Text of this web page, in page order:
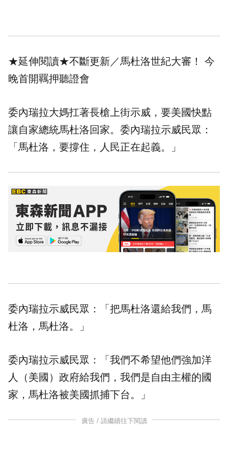
★延伸閱讀★不斷更新／馬杜洛世紀大審！ 今
晚首開羈押聽證會
委內瑞拉大媽扛著長槍上街示威，要美國快點
讓自家總統馬杜洛回家。委內瑞拉示威民眾：
「馬杜洛，要撐住，人民正在起義。」
委內瑞拉示威民眾：「把馬杜洛還給我們，馬
杜洛，馬杜洛。」
委內瑞拉示威民眾：「我們不希望他們強加洋
人（美國）政府給我們，我們是自由主權的國
家，馬杜洛被美國抓捕下台。」
廣告 / 請繼續往下閱讀